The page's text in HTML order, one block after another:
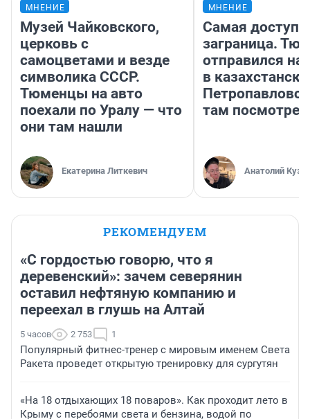
МНЕНИЕ
Музей Чайковского,
церковь с
самоцветами и везде
символика СССР.
Тюменцы на авто
поехали по Уралу — что
они там нашли
Екатерина Литкевич
МНЕНИЕ
Самая
заграница.
отправился
в
там
Анатолий
РЕКОМЕНДУЕМ
«С гордостью говорю, что я
деревенский»: зачем северянин
оставил нефтяную компанию и
переехал в глушь на Алтай
5 часов 2 753 1
Популярный фитнес-тренер с мировым именем Света
Ракета проведет открытую тренировку для сургутян
«На 18 отдыхающих 18 поваров». Как проходит лето в
Крыму с перебоями света и бензина, водой по